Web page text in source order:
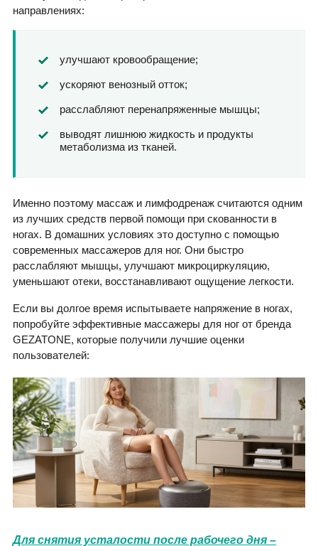
направлениях:
улучшают кровообращение;
ускоряют венозный отток;
расслабляют перенапряженные мышцы;
выводят лишнюю жидкость и продукты
метаболизма из тканей.
Именно поэтому массаж и лимфодренаж считаются одним
из лучших средств первой помощи при скованности в
ногах. В домашних условиях это доступно с помощью
современных массажеров для ног. Они быстро
расслабляют мышцы, улучшают микроциркуляцию,
уменьшают отеки, восстанавливают ощущение легкости.
Если вы долгое время испытываете напряжение в ногах,
попробуйте эффективные массажеры для ног от бренда
GEZATONE, которые получили лучшие оценки
пользователей:
Для снятия усталости после рабочего дня –